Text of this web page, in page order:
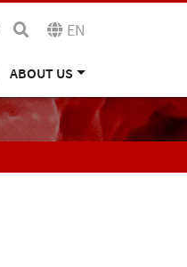
EN
ABOUT US